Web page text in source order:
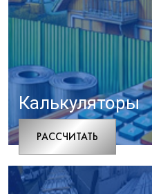
Калькуляторы
РАCСЧИТАТЬ